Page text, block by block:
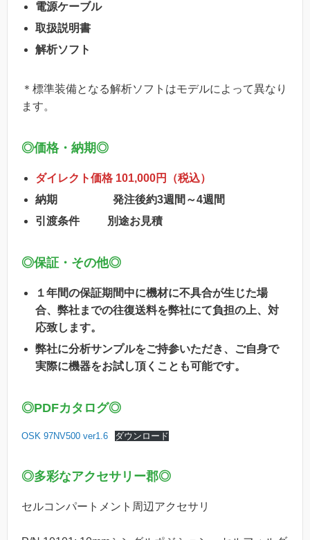
電源ケーブル
取扱説明書
解析ソフト
＊標準装備となる解析ソフトはモデルによって異なり
ます。
◎価格・納期◎
ダイレクト価格 101,000円（税込）
納期 発注後約3週間～4週間
引渡条件 別途お見積
◎保証・その他◎
１年間の保証期間中に機材に不具合が生じた場
合、弊社までの往復送料を弊社にて負担の上、対
応致します。
弊社に分析サンプルをご持参いただき、ご自身で
実際に機器をお試し頂くことも可能です。
◎PDFカタログ◎
OSK 97NV500 ver1.6 ダウンロード
◎多彩なアクセサリー郡◎
セルコンパートメント周辺アクセサリ